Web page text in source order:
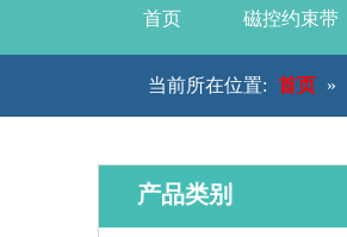
首页 磁控约束带
当前所在位置: 首页 »
产品类别